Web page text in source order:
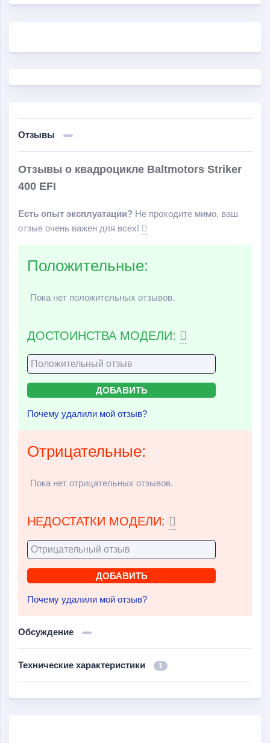
Среди других особенностей и преимуществ данной
Отзывы
Отзывы о квадроцикле Baltmotors Striker
400 EFI
Есть опыт эксплуатации? Не проходите мимо, ваш
отзыв очень важен для всех!
Положительные:
Пока нет положительных отзывов.
ДОСТОИНСТВА МОДЕЛИ:
Почему удалили мой отзыв?
Отрицательные:
Пока нет отрицательных отзывов.
НЕДОСТАТКИ МОДЕЛИ:
Почему удалили мой отзыв?
Обсуждение
Технические характеристики 1